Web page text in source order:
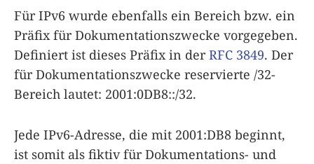
Für IPv6 wurde ebenfalls ein Bereich bzw. ein
Präfix für Dokumentationszwecke vorgegeben.
Definiert ist dieses Präfix in derRFC 3849. Der
für Dokumentationszwecke reservierte /32-
Bereich lautet: 2001:0DB8::/32.
Jede IPv6-Adresse, die mit 2001:DB8 beginnt,
ist somit als fiktiv für Dokumentations- und